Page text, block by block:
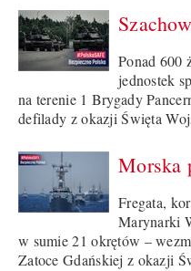
Ponad 600
jednostek
na terenie 1 Brygady
defilady z okazji Święta
Morska
Fregata,
Marynarki
w sumie 21 okrętów –
Zatoce Gdańskiej z okazji